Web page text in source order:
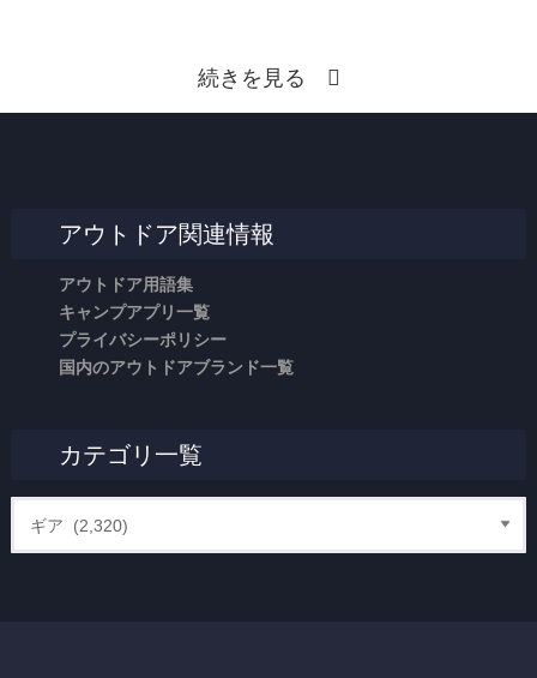
続きを見る
アウトドア関連情報
アウトドア用語集
キャンプアプリ一覧
プライバシーポリシー
国内のアウトドアブランド一覧
カテゴリ一覧